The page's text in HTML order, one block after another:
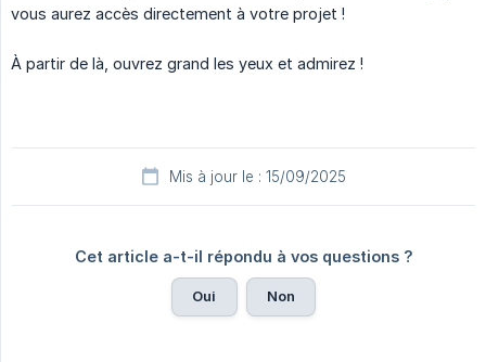
vous aurez accès directement à votre projet !
À partir de là, ouvrez grand les yeux et admirez !
Mis à jour le : 15/09/2025
Cet article a-t-il répondu à vos questions ?
Oui Non